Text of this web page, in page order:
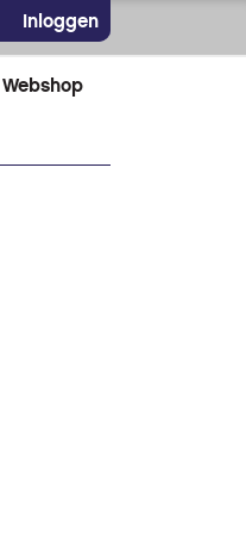
Inloggen
Webshop